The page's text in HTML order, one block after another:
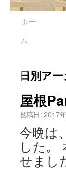
ホー
ム
日別ア
屋根
投稿日: 2017
今晩は
した。
せまし